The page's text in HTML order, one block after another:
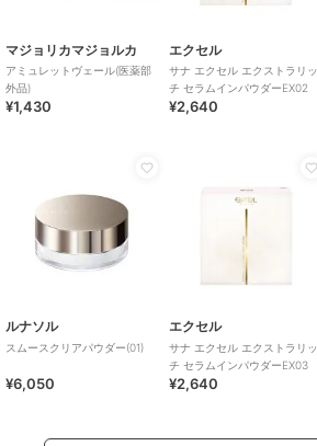
マジョリカマジョルカ
アミュレットヴェール(医薬部
外品)
¥1,430
エクセル
サナ エクセル エクストラリッ
チ セラムインパウダーEX02
¥2,640
ルナソル
スムースクリアパウダー(01)
¥6,050
エクセル
サナ エクセル エクストラリッ
チ セラムインパウダーEX03
¥2,640